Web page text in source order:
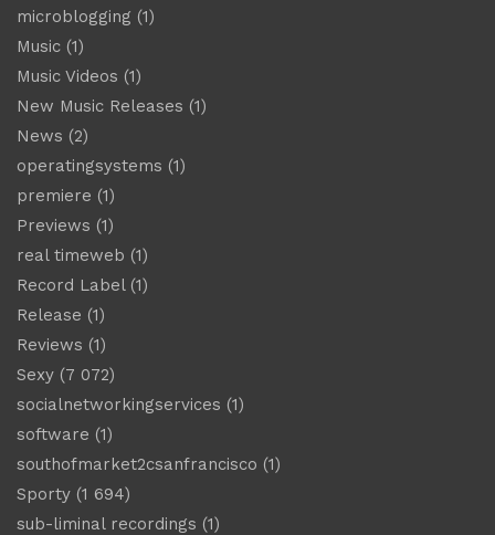
microblogging (1)
Music (1)
Music Videos (1)
New Music Releases (1)
News (2)
operatingsystems (1)
premiere (1)
Previews (1)
real timeweb (1)
Record Label(1)
Release (1)
Reviews (1)
Sexy (7 072)
socialnetworkingservices (1)
software (1)
southofmarket2csanfrancisco (1)
Sporty (1 694)
sub-liminal recordings (1)